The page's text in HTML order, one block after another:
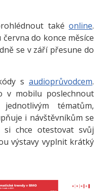
také online.
do konce měsíce
se v září přesune do
s audioprůvodcem.
v mobilu poslechnout
tématům,
i návštěvníkům se
si chce otestovat svůj
výstavy vyplnit krátký